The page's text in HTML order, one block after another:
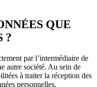
QUE
?
par l’intermédiaire de
autre société. Au sein de
à traiter la réception des
personnelles.